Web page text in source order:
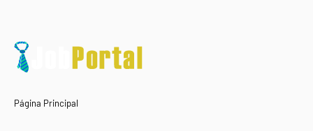
Página Principal